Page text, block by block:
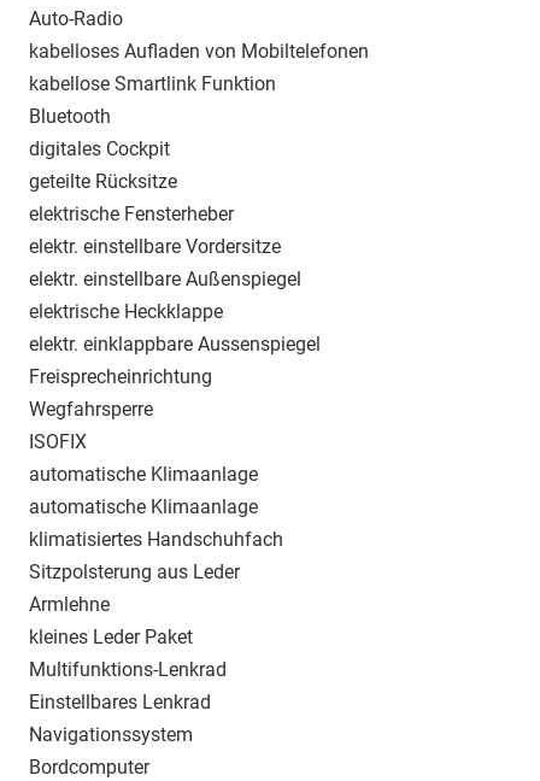
Auto-Radio
kabelloses Aufladen von Mobiltelefonen
kabellose Smartlink Funktion
Bluetooth
digitales Cockpit
geteilte Rücksitze
elektrische Fensterheber
elektr. einstellbare Vordersitze
elektr. einstellbare Außenspiegel
elektrische Heckklappe
elektr. einklappbare Aussenspiegel
Freisprecheinrichtung
Wegfahrsperre
ISOFIX
automatische Klimaanlage
automatische Klimaanlage
klimatisiertes Handschuhfach
Sitzpolsterung aus Leder
Armlehne
kleines Leder Paket
Multifunktions-Lenkrad
Einstellbares Lenkrad
Navigationssystem
Bordcomputer